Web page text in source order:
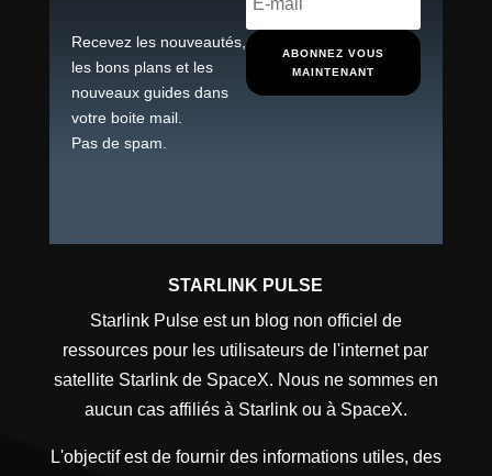
Recevez les nouveautés,
les bons plans et les
nouveaux guides dans
votre boite mail.
Pas de spam.
ABONNEZ VOUS
MAINTENANT
STARLINK PULSE
Starlink Pulse est un blog non officiel de
ressources pour les utilisateurs de l'internet par
satellite Starlink de SpaceX. Nous ne sommes en
aucun cas affiliés à Starlink ou à SpaceX.
L'objectif est de fournir des informations utiles, des